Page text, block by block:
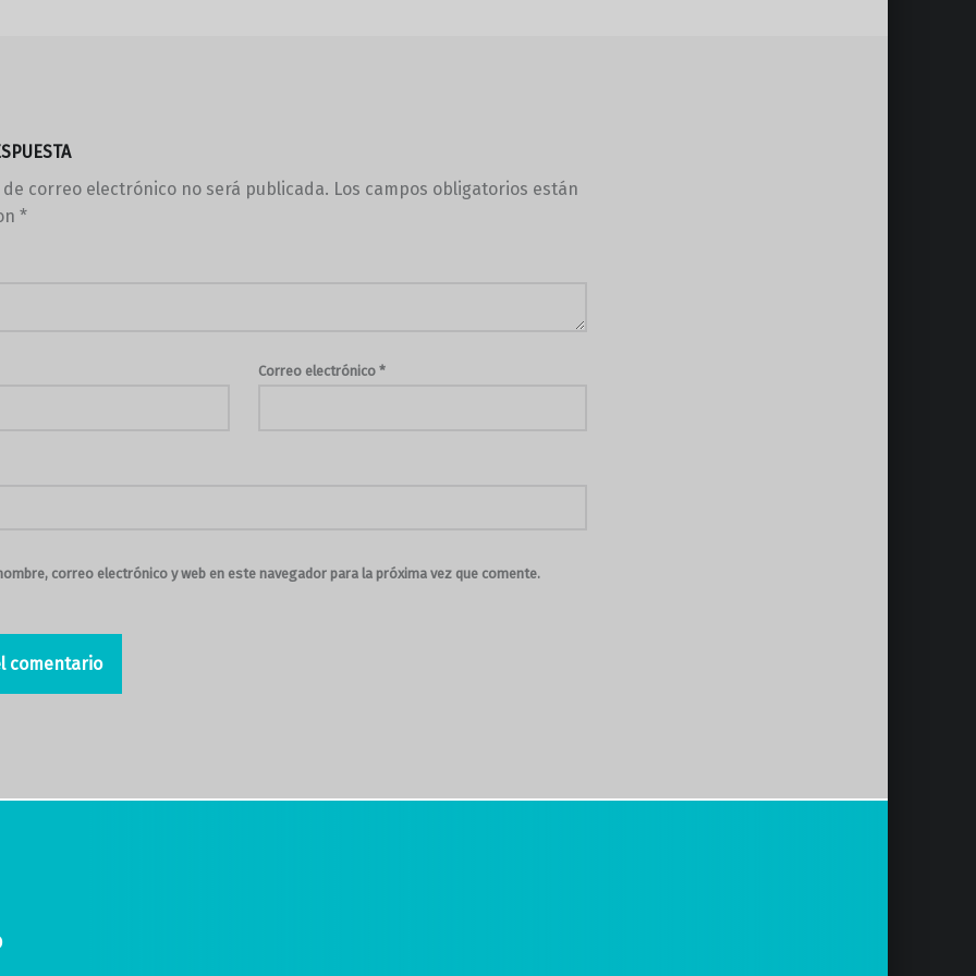
correo electrónico no será publicada. Los campos obligatorios están
*
Correo electrónico *
correo electrónico y web en este navegador para la próxima vez que comente.